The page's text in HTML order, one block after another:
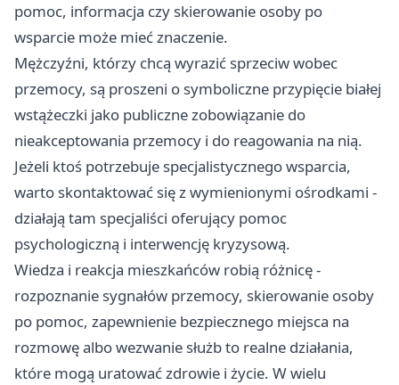
pomoc, informacja czy skierowanie osoby po
wsparcie może mieć znaczenie.
Mężczyźni, którzy chcą wyrazić sprzeciw wobec
przemocy, są proszeni o symboliczne przypięcie białej
wstążeczki jako publiczne zobowiązanie do
nieakceptowania przemocy i do reagowania na nią.
Jeżeli ktoś potrzebuje specjalistycznego wsparcia,
warto skontaktować się z wymienionymi ośrodkami -
działają tam specjaliści oferujący pomoc
psychologiczną i interwencję kryzysową.
Wiedza i reakcja mieszkańców robią różnicę -
rozpoznanie sygnałów przemocy, skierowanie osoby
po pomoc, zapewnienie bezpiecznego miejsca na
rozmowę albo wezwanie służb to realne działania,
które mogą uratować zdrowie i życie. W wielu